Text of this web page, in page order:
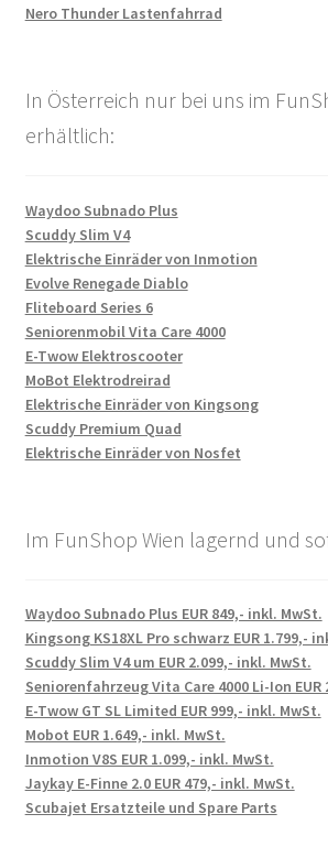
Nero Thunder Lastenfahrrad
In Österreich nur bei uns im
erhältlich:
Waydoo Subnado Plus
Scuddy Slim V4
Elektrische Einräder von Inmotion
Evolve Renegade Diablo
Fliteboard Series 6
Seniorenmobil Vita Care 4000
E-Twow Elektroscooter
MoBot Elektrodreirad
Elektrische Einräder von Kingsong
Scuddy Premium Quad
Elektrische Einräder von Nosfet
Im FunShop Wien lagernd und
Waydoo Subnado Plus EUR 849,- inkl. MwSt.
Kingsong KS18XL Pro schwarz EUR 1.799,-
Scuddy Slim V4 um EUR 2.099,- inkl. MwSt.
Seniorenfahrzeug Vita Care 4000 Li-Ion EUR
E-Twow GT SL Limited EUR 999,- inkl. MwSt.
Mobot EUR 1.649,- inkl. MwSt.
Inmotion V8S EUR 1.099,- inkl. MwSt.
Jaykay E-Finne 2.0 EUR 479,- inkl. MwSt.
Scubajet Ersatzteile und Spare Parts